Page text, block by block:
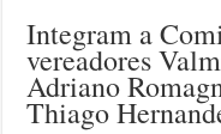
Integram a
vereadores
Adriano
Thiago